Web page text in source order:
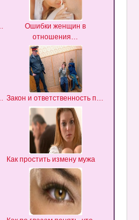
Ошибки женщин в
отношения…
Закон и ответственность п…
Как простить измену мужа